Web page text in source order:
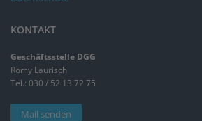
KONTAKT
Geschäftsstelle DGG
Romy Laurisch
Tel.: 030 / 52 13 72 75
Mail senden